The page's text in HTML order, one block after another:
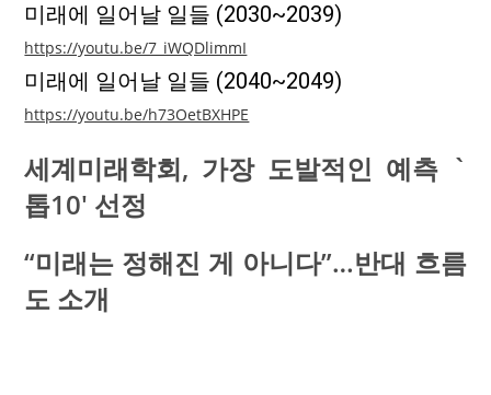
미래에 일어날 일들 (2030~2039)
https://youtu.be/7_iWQDlimmI
미래에 일어날 일들 (2040~2049)
https://youtu.be/h73OetBXHPE
세계미래학회, 가장 도발적인 예측 `
톱10′ 선정
“미래는 정해진 게 아니다”…반대 흐름
도 소개